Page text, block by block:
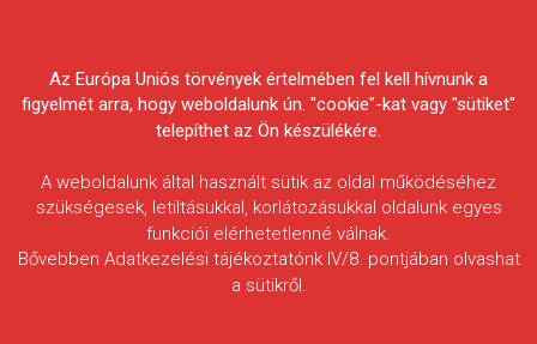
Egyesületek Szövetsége
HÍREK
Félhalmi Nagyhalfogó Verseny
Az Európa Uniós törvények értelmében fel kell hívnunk a
figyelmét arra, hogy weboldalunk ún. "cookie"-kat vagy "sütiket"
telepíthet az Ön készülékére.
A weboldalunk által használt sütik az oldal működéséhez
szükségesek, letiltásukkal, korlátozásukkal oldalunk egyes
funkciói elérhetetlenné válnak.
Bővebben Adatkezelési tájékoztatónk IV/8. pontjában olvashat
a sütikről.